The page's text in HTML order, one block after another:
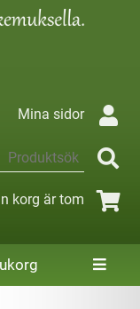
Mina sidor
korg är tom